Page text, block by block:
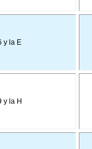
y la E
y la H